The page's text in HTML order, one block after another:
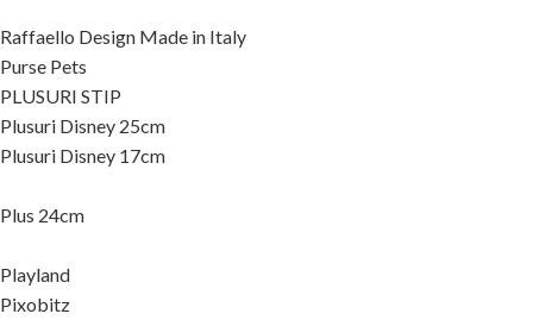
Raffaello Design Made in Italy
Purse Pets
PLUSURI STIP
Plusuri Disney 25cm
Plusuri Disney 17cm
Plus 24cm
Playland
Pixobitz